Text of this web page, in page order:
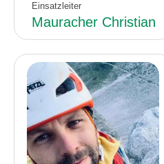
Einsatzleiter
Mauracher Christian